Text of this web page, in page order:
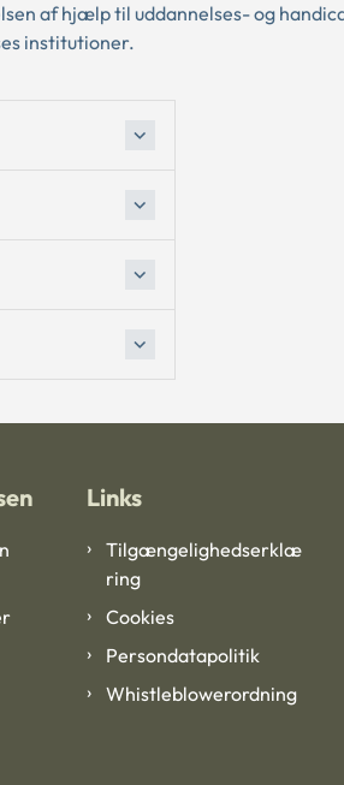
af hjælp til uddannelses- og
institutioner.
Links
Tilgængelighedserklæ
ring
Cookies
Persondatapolitik
Whistleblowerordning